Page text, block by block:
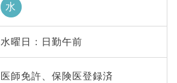
水
水曜日 : 日勤午前
医師免許、保険医登録済